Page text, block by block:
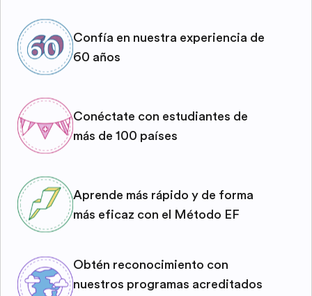
Confía en nuestra experiencia de
60 años
Conéctate con estudiantes de
más de 100 países
Aprende más rápido y de forma
más eficaz con el Método EF
Obtén reconocimiento con
nuestros programas acreditados